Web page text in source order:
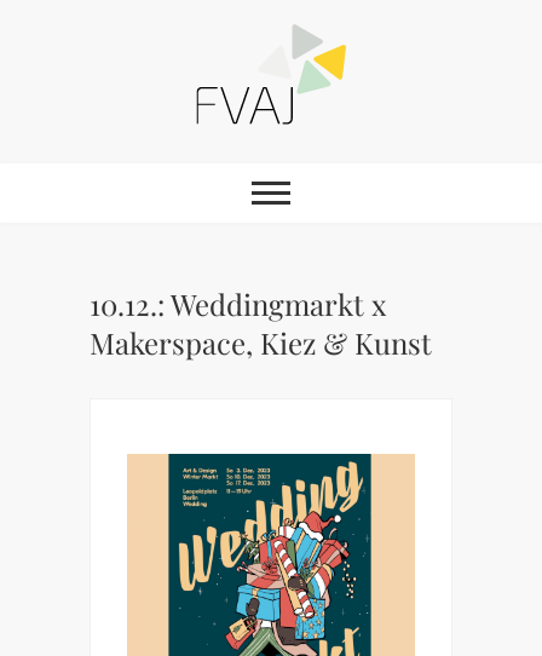
FVAJ e.V.
10.12.: Weddingmarkt x
Makerspace, Kiez & Kunst